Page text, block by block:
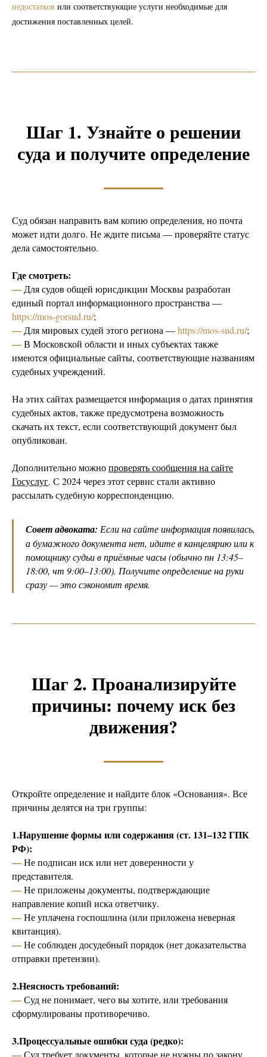
недостатков или соответствующие услуги необходимые для
достижения поставленных целей.
Шаг 1. Узнайте о решении
суда и получите определение
Суд обязан направить вам копию определения, но почта
может идти долго. Не ждите письма — проверяйте статус
дела самостоятельно.
Где смотреть:
— Для судов общей юрисдикции Москвы разработан
единый портал информационного пространства —
https://mos-gorsud.ru/;
— Для мировых судей этого региона —https://mos-sud.ru/;
—В Московской области и иных субъектах также
имеются официальные сайты, соответствующие названиям
судебных учреждений.
На этих сайтах размещается информация о датах принятия
судебных актов, также предусмотрена возможность
скачать их текст, если соответствующий документ был
опубликован.
Дополнительно можнопроверять сообщения на сайте
Госуслуг. С 2024 через этот сервис стали активно
рассылать судебную корреспонденцию.
Совет адвоката: Если на сайте информация появилась,
а бумажного документа нет, идите в канцелярию или к
помощнику судьи в приёмные часы (обычно пн 13:45–
18:00, чт 9:00–13:00). Получите определение на руки
сразу — это сэкономит время.
Шаг 2. Проанализируйте
причины: почему иск без
движения?
Откройте определение и найдите блок «Основания». Все
причины делятся на три группы:
1.Нарушение формы или содержания (ст. 131–132 ГПК
РФ):
—Не подписан иск или нет доверенности у
представителя.
—Не приложены документы, подтверждающие
направление копий иска ответчику.
—Не уплачена госпошлина (или приложена неверная
квитанция).
—Не соблюден досудебный порядок (нет доказательства
отправки претензии).
2.Неясность требований:
—Суд не понимает, чего вы хотите, или требования
сформулированы противоречиво.
3.Процессуальные ошибки суда (редко):
Суд требует документы, которые не нужны по закону,